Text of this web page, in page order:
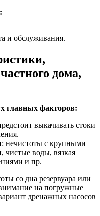
и обслуживания.
дома,
главных факторов:
выкачивать стоки
нечистоты с крупными
чистые воды, вязкая
и пр.
со дна резервуара или
на погружные
дренажных насосов